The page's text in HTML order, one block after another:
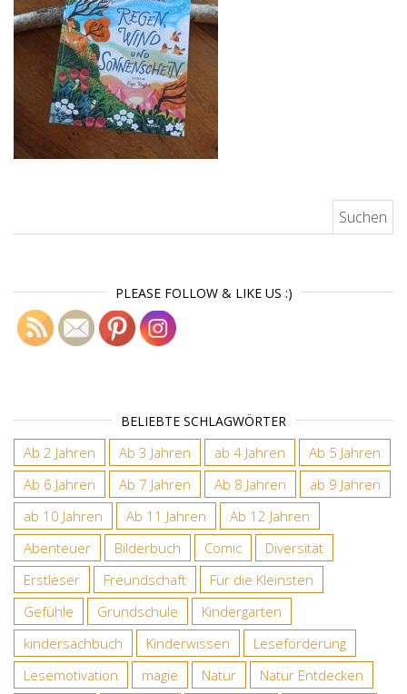
PLEASE FOLLOW & LIKE US :)
BELIEBTE SCHLAGWÖRTER
Ab 2 Jahren Ab 3 Jahren ab 4 Jahren
Ab 5 Jahren
Ab 6 Jahren
Ab 7 Jahren Ab 8 Jahren
ab 9 Jahren
ab 10 Jahren
Ab 11 Jahren
Ab 12 Jahren
Abenteuer
Bilderbuch Comic
Diversität
Erstleser
Freundschaft
Für die Kleinsten
Gefühle
Grundschule
Kindergarten
kindersachbuch
Kinderwissen
Leseförderung
Lesemotivation
magie Natur
Natur Entdecken